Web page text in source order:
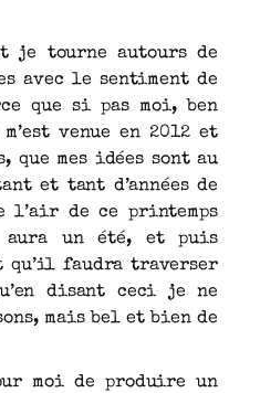
je tourne autours de
avec le sentiment de
que si pas moi, ben
venue en 2012 et
que mes idées sont au
et tant d’années de
de ce printemps
aura un été, et puis
qu’il faudra traverser
disant ceci je ne
mais bel et bien de
moi de produire un